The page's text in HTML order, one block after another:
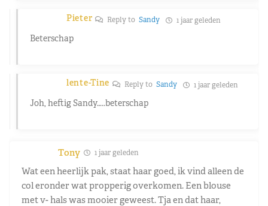
Pieter Reply toSandy 1 jaar geleden
Beterschap
lente-Tine Reply to Sandy 1 jaar geleden
Joh, heftig Sandy…..beterschap
Tony 1 jaar geleden
Wat een heerlijk pak, staat haar goed, ik vind alleen de
col eronder wat propperig overkomen. Een blouse
met v- hals was mooier geweest. Tja en dat haar,